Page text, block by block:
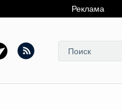
Реклама